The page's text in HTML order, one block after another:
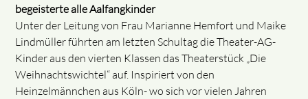
begeisterte alle Aalfangkinder
Unter der Leitung von Frau Marianne Hemfort und Maike
Lindmüller führten am letzten Schultag die Theater-AG-
Kinder aus den vierten Klassen das Theaterstück „Die
Weihnachtswichtel“ auf. Inspiriert von den
Heinzelmännchen aus Köln- wo sich vor vielen Jahren